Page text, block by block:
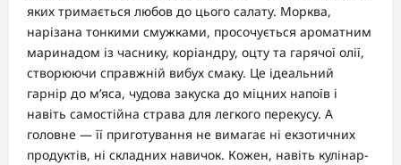
яких тримається любов до цього салату. Морква,
нарізана тонкими смужками, просочується ароматним
маринадом із часнику, коріандру, оцту та гарячої олії,
створюючи справжній вибух смаку. Це ідеальний
гарнір до м’яса, чудова закуска до міцних напоїв і
навіть самостійна страва для легкого перекусу. А
головне — її приготування не вимагає ні екзотичних
продуктів, ні складних навичок. Кожен, навіть кулінар-